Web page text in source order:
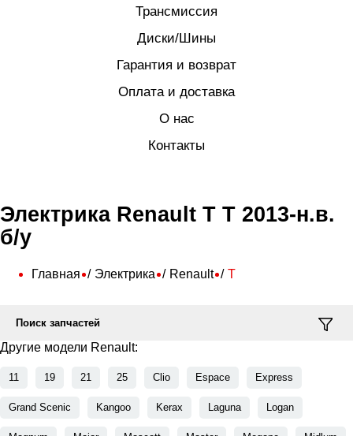
Трансмиссия
Диски/Шины
Гарантия и возврат
Оплата и доставка
О нас
Контакты
Электрика Renault T T 2013-н.в.
б/у
Главная Электрика Renault T
Поиск запчастей
Другие модели Renault:
11 19 21 25 Clio Espace Express
Grand Scenic Kangoo Kerax Laguna Logan